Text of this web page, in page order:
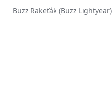
Buzz Rakeťák (Buzz Lightyear)